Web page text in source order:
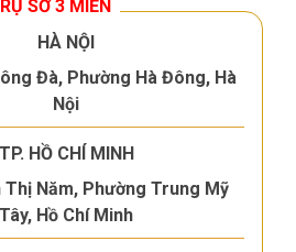
SỞ 3 MIỀN
HÀ NỘI
Đà, Phường Hà Đông, Hà
Nội
TP. HỒ CHÍ MINH
Năm, Phường Trung Mỹ
Tây, Hồ Chí Minh